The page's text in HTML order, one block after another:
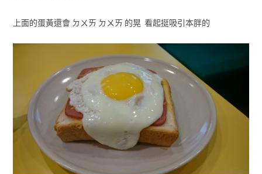
上面的蛋黃還會 ㄉㄨㄞ ㄉㄨㄞ 的晃 看起挺吸引本胖的